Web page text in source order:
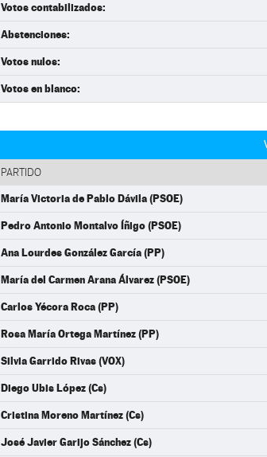
Votos contabilizados:
Abstenciones:
Votos nulos:
Votos en blanco:
PARTIDO
María Victoria de Pablo Dávila (PSOE)
Pedro Antonio Montalvo Íñigo (PSOE)
Ana Lourdes González García (PP)
María del Carmen Arana Álvarez (PSOE)
Carlos Yécora Roca (PP)
Rosa María Ortega Martínez (PP)
Silvia Garrido Rivas (VOX)
Diego Ubis López (Cs)
Cristina Moreno Martínez (Cs)
José Javier Garijo Sánchez (Cs)